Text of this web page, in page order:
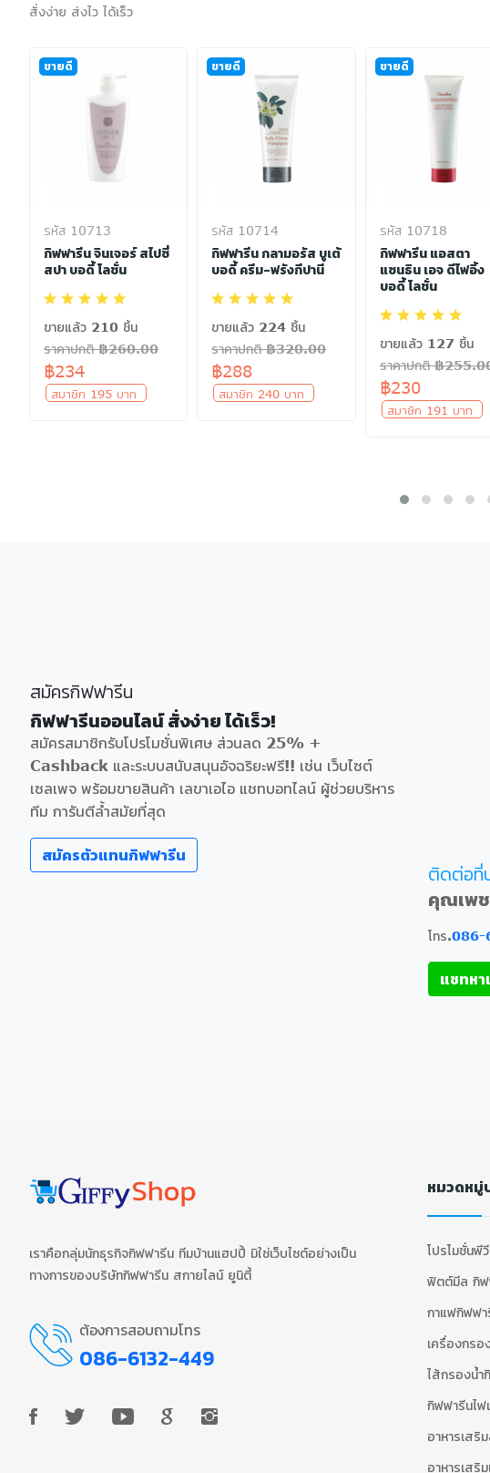
สั่งง่าย ส่งไว ได้เร็ว
ขายดี
รหัส 10713
กิฟฟารีน จินเจอร์ สไปซี่
สปา บอดี้ โลชั่น
ขายแล้ว 210 ชิ้น
ราคาปกติ ฿260.00
฿234
สมาชิก 195 บาท
ขายดี
รหัส 10714
กิฟฟารีน กลามอรัส บูเต้
บอดี้ ครีม-ฟรังกีปานี
ขายแล้ว 224 ชิ้น
ราคาปกติ ฿320.00
฿288
สมาชิก 240 บาท
ขายดี
รหัส 10718
กิฟฟารีน แอสตา
แซนธิน เอจ ดีไฟอิ้ง
บอดี้ โลชั่น
ขายแล้ว 127 ชิ้น
ราคาปกติ ฿
฿230
สมาชิก 191 บาท
สมัครกิฟฟารีน
กิฟฟารีนออนไลน์ สั่งง่าย ได้เร็ว!
สมัครสมาชิกรับโปรโมชั่นพิเศษ ส่วนลด 25% +
Cashback และระบบสนับสนุนอัจฉริยะฟรี!! เช่น เว็บไซต์
เซลเพจ พร้อมขายสินค้า เลขาเอไอ แชทบอทไลน์ ผู้ช่วยบริหาร
ทีม การันตีล้ำสมัยที่สุด
สมัครตัวแทนกิฟฟารีน
ติดต่อที่
คุณเพช
โทร.086-
แชทหา
เราคือกลุ่มนักธุรกิจกิฟฟารีน ทีมบ้านแฮปปี้ มิใช่เว็บไซต์อย่างเป็น
ทางการของบริษัทกิฟฟารีน สกายไลน์ ยูนิตี้
ต้องการสอบถามโทร
086-6132-449
หมวดหมู่
โปรโมชั่นพี
ฟิตต์มีล กิฟ
กาแฟกิฟฟา
เครื่องกรอ
ไส้กรองน้ำ
กิฟฟารีนไฟ
อาหารเสริ
อาหารเสริ